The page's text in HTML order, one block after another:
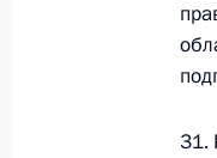
26
31.